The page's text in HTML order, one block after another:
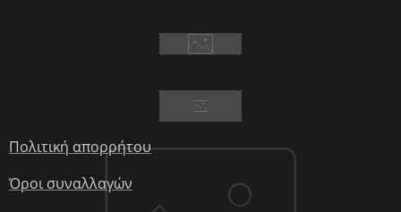
Πολιτική απορρήτου
Όροι συναλλαγών